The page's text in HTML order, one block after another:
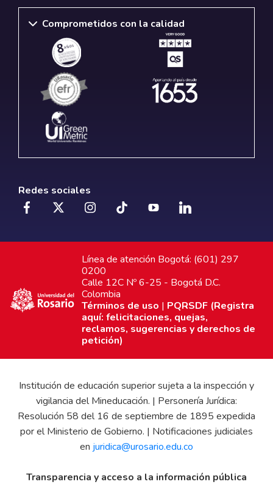
Comprometidos con la calidad
Redes sociales
Línea de atención Bogotá: (601) 297
0200
Calle 12C Nº 6-25 - Bogotá D.C.
Colombia
Términos de uso | PQRSDF (Registra
aquí: felicitaciones, quejas,
reclamos, sugerencias y derechos de
petición)
Institución de educación superior sujeta a la inspección y
vigilancia del Mineducación. | Personería Jurídica:
Resolución 58 del 16 de septiembre de 1895 expedida
por el Ministerio de Gobierno. | Notificaciones judiciales
en juridica@urosario.edu.co
Transparencia y acceso a la información pública